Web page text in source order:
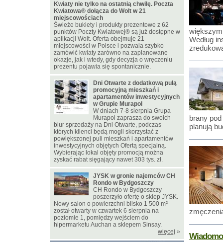
Według
brany
planują
Kwiaty nie tylko na ostatnią chwilę. Poczta
Kwiatowa® dołącza do Wolt w 21
miejscowościach
Świeże bukiety i produkty prezentowe z 62
punktów Poczty Kwiatowej® są już dostępne w
aplikacji Wolt. Oferta obejmuje 21
miejscowości w Polsce i pozwala szybko
zamówić kwiaty zarówno na zaplanowane
okazje, jak i wtedy, gdy decyzja o wręczeniu
prezentu pojawia się spontanicznie.
Dni Otwarte z dodatkową pulą
promocyjną mieszkań i
apartamentów inwestycyjnych
w Grupie Murapol
W dniach 7-8 sierpnia Grupa
Murapol zaprasza do swoich
biur sprzedaży na Dni Otwarte, podczas
których klienci będą mogli skorzystać z
powiększonej puli mieszkań i apartamentów
inwestycyjnych objętych Ofertą specjalną.
Wybierając lokal objęty promocją można
zyskać rabat sięgający nawet 303 tys. zł.
JYSK w gronie najemców CH
Rondo w Bydgoszczy
CH Rondo w Bydgoszczy
poszerzyło ofertę o sklep JYSK.
Nowy salon o powierzchni blisko 1 500 m²
został otwarty w czwartek 6 sierpnia na
poziomie 1, pomiędzy wejściem do
hipermarketu Auchan a sklepem Sinsay.
więcej »